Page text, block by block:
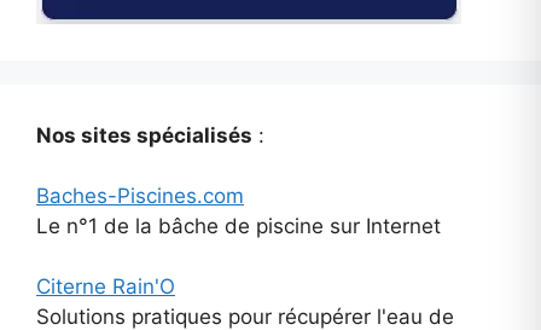
Nos sites spécialisés :
Baches-Piscines.com
Le n°1 de la bâche de piscine sur Internet
Citerne Rain'O
Solutions pratiques pour récupérer l'eau de